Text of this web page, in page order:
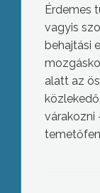
Érdemes
vagyis
behajtási
alatt az
várakozni